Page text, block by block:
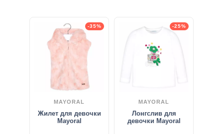
-35%
MAYORAL
Жилет для девочки
Mayoral
-25%
MAYORAL
Лонгслив для
девочки Mayoral